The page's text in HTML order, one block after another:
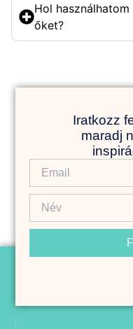
Hol
őket?
Iratkozz
maradj